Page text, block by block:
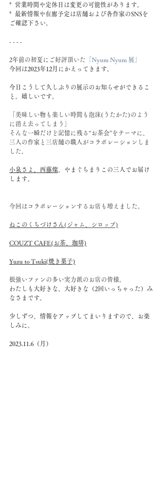
*  営業時間や定休日は変更の可能性があります。
*  最新情報や在廊予定は店舗および各作家のSNSを
ご確認下さい。
- - - -
2年前の初夏にご好評頂いた 「Nyum Nyum 展」
今回は2023年12月にかえってきます。
今日こうして久しぶりの展示のお知らせができるこ
と。嬉しいです。
「美味しい物も楽しい時間も泡沫(うたかた)のよう
に消え去ってしまう」
そんな一瞬だけど記憶に残る“お茶会”をテーマに、
三人の作家と三店舗の職人がコラボレーションしま
した。
小泉さよ 西藤燦 、やまぐちまりこの三人でお届け
します。
今回はコラボレーションするお店も増えました。
ねこのくちづけさん (ジャム、シロップ)
COUZT CAFE(お茶、珈琲)
Yuzu to Tsuki(焼き菓子)
根強いファンの多い実力派のお店の皆様。
わたしも大好きな、大好きな（2回いっちゃった）み
なさまです。
少しずつ、情報をアップしてまいりますので、お楽
しみに。
2023.11.6（月）